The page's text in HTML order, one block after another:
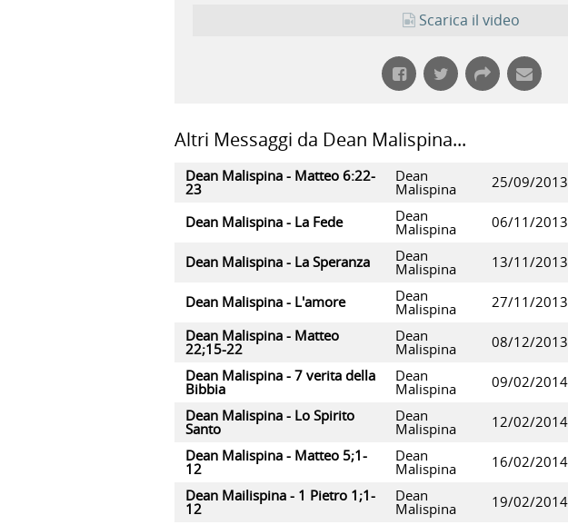
Scarica il video
Altri Messaggi da Dean Malispina...
Dean Malispina - Matteo 6:22-
23
Dean
Malispina 25/09/2013
Dean Malispina - La Fede Dean
Malispina 06/11/2013
Dean Malispina - La Speranza Dean
Malispina 13/11/2013
Dean Malispina - L'amore Dean
Malispina 27/11/2013
Dean Malispina - Matteo
22;15-22
Dean
Malispina 08/12/2013
Dean Malispina - 7 verita della
Bibbia
Dean
Malispina 09/02/2014
Dean Malispina - Lo Spirito
Santo
Dean
Malispina 12/02/2014
Dean Malispina - Matteo 5;1-
12
Dean
Malispina 16/02/2014
Dean Mailispina - 1 Pietro 1;1-
12
Dean
Malispina 19/02/2014